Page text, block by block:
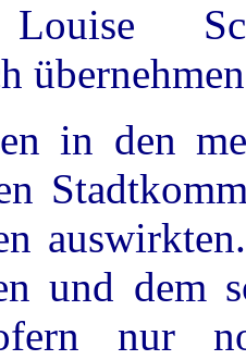
in den
und dem
nur